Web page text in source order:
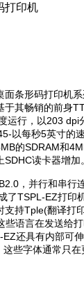
面条形码打印机
于其畅销的前身
运行，以203 dpi
以每秒5英寸的
的SDRAM和
读卡器增加
，并行和串行
了TSPL-EZ打印
支持Tple(翻译打
些语言在发送给
还具有内部可
些字体通常只在